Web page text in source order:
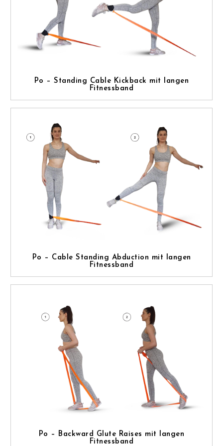
Po – Standing Cable Kickback mit langen
Fitnessband
Po – Cable Standing Abduction mit langen
Fitnessband
Po – Backward Glute Raises mit langen
Fitnessband